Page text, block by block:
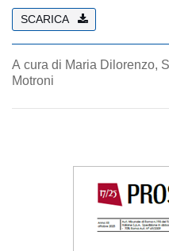
SCARICA
A cura di Maria Dilorenzo,
Motroni